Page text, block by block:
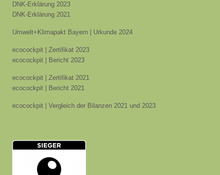
DNK-Erklärung 2023
DNK-Erklärung 2021
Umwelt+Klimapakt Bayern | Urkunde 2024
ecocockpit | Zertifikat 2023
ecocockpit | Bericht 2023
ecocockpit | Zertifikat 2021
ecocockpit | Bericht 2021
ecocockpit | Vergleich der Bilanzen 2021 und 2023